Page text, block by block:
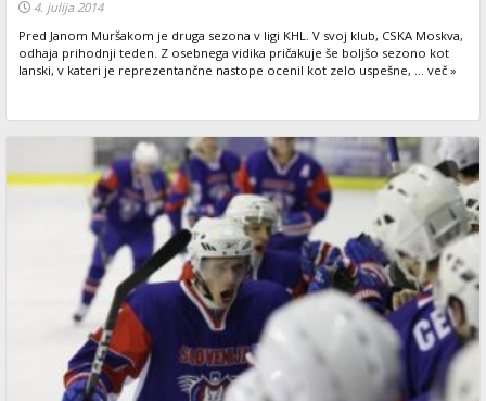
4. julija 2014
Pred Janom Muršakom je druga sezona v ligi KHL. V svoj klub, CSKA Moskva,
odhaja prihodnji teden. Z osebnega vidika pričakuje še boljšo sezono kot
lanski, v kateri je reprezentančne nastope ocenil kot zelo uspešne, ... več »